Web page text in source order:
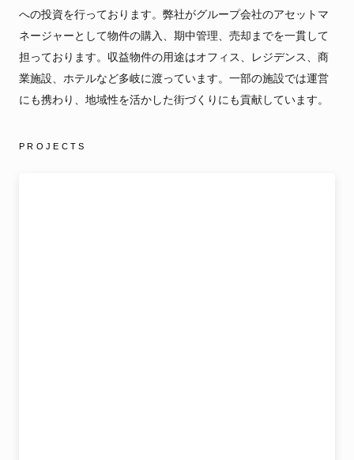
への投資を行っております。弊社がグループ会社のアセットマ
ネージャーとして物件の購入、期中管理、売却までを一貫して
担っております。収益物件の用途はオフィス、レジデンス、商
業施設、ホテルなど多岐に渡っています。一部の施設では運営
にも携わり、地域性を活かした街づくりにも貢献しています。
PROJECTS